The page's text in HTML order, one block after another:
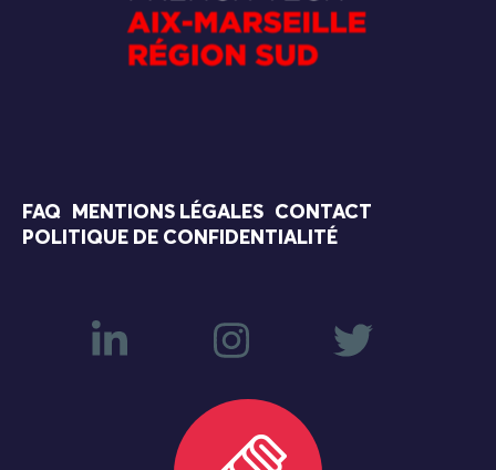
FAQ MENTIONS LÉGALES
CONTACT
POLITIQUE DE CONFIDENTIALITÉ